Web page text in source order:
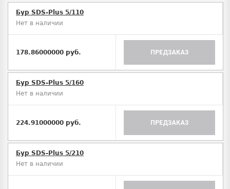
Бур SDS-Plus 5/110
Нет в наличии
178.86000000 руб. ПРЕДЗАКАЗ
Бур SDS-Plus 5/160
Нет в наличии
224.91000000 руб. ПРЕДЗАКАЗ
Бур SDS-Plus 5/210
Нет в наличии